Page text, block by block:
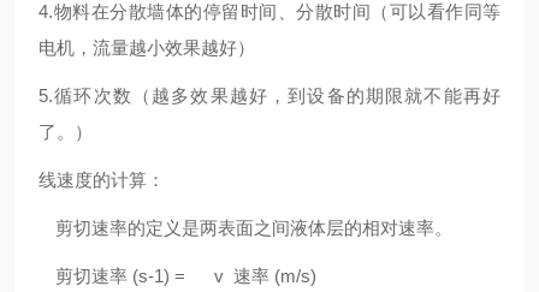
4.物料在分散墙体的停留时间、分散时间（可以看作同等
电机，流量越小效果越好）
5.循环次数（越多效果越好，到设备的期限就不能再好
了。）
线速度的计算：
剪切速率的定义是两表面之间液体层的相对速率。
剪切速率 (s-1) = v 速率 (m/s)